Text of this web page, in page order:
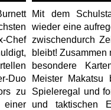
Chef
Duo
zu
einer
Mit dem
wieder eine
zwischendurch
bleibt! Zusammen
besondere
Meister
Spieleregal und
und taktischen